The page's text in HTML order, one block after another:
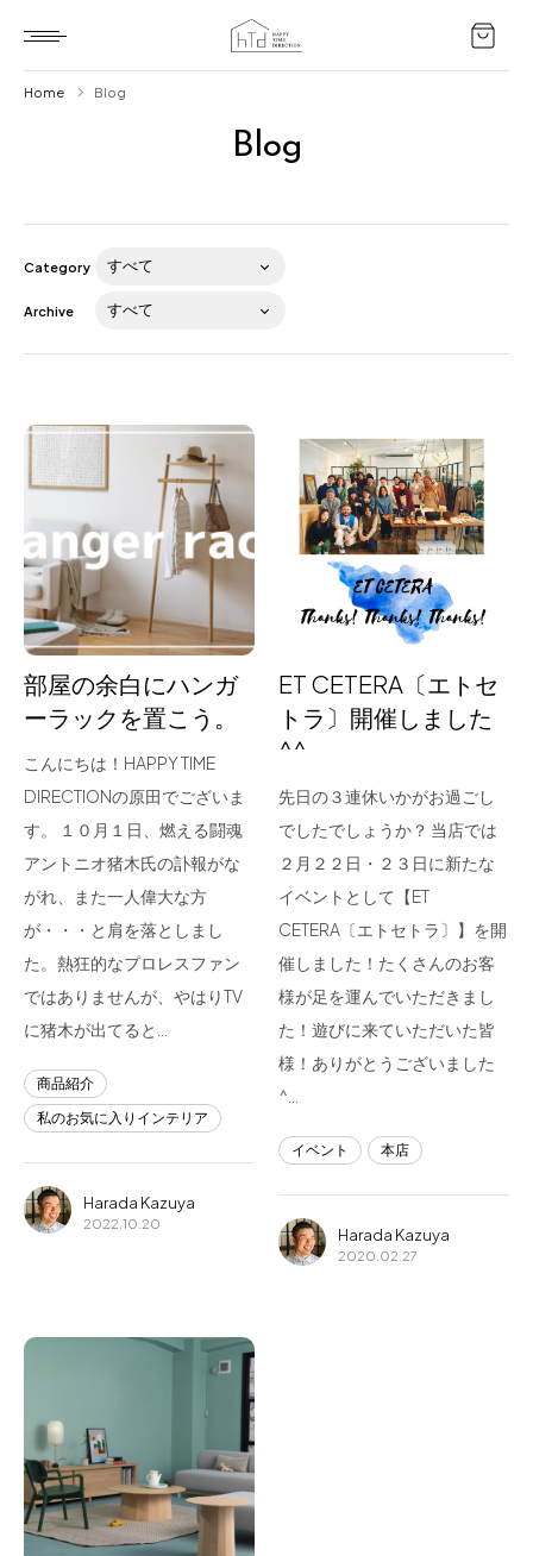
Blog
About us
for Business
Recruit
Contact
フラッグシップストア
0965-52-0323
熊本店
096-274-8175
Arv
0965-45-9282
Blog
Home Blog
Category
Archive
部屋の余白にハンガ
ーラックを置こう。
こんにちは！HAPPY TIME
DIRECTIONの原田でございま
す。 １０月１日、燃える闘魂
アントニオ猪木氏の訃報がな
がれ、また一人偉大な方
が・・・と肩を落としまし
た。熱狂的なプロレスファン
ではありませんが、やはりTV
に猪木が出てると…
商品紹介
私のお気に入りインテリア
Harada Kazuya
2022.10.20
ET CETERA〔エトセ
トラ〕開催しました
^^
先日の３連休いかがお過ごし
でしたでしょうか？ 当店では
２月２２日・２３日に新たな
イベントとして【ET
CETERA〔エトセトラ〕】を開
催しました！たくさんのお客
様が足を運んでいただきまし
た！遊びに来ていただいた皆
様！ありがとうございました
^…
イベント 本店
Harada Kazuya
2020.02.27